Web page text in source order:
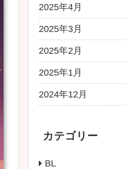
2025年4月
2025年3月
2025年2月
2025年1月
2024年12月
カテゴリー
BL